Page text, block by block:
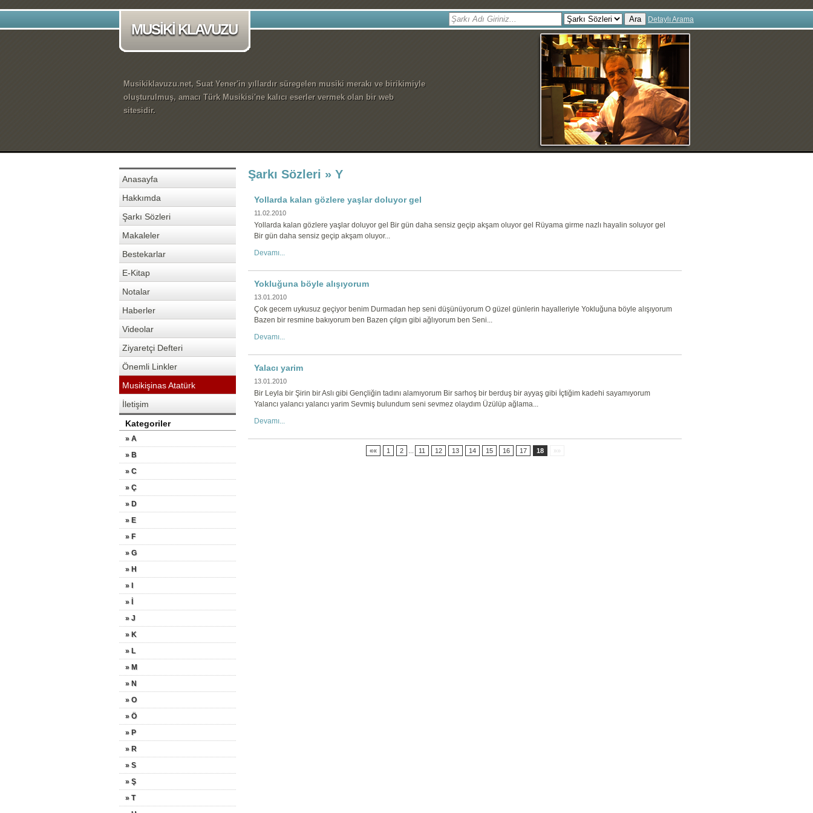
MUSİKİ KLAVUZU
Ara Detaylı Arama
Musikiklavuzu.net, Suat Yener'in yıllardır süregelen musiki merakı ve birikimiyle
oluşturulmuş, amacı Türk Musikisi'ne kalıcı eserler vermek olan bir web
sitesidir.
Anasayfa
Hakkımda
Şarkı Sözleri
Makaleler
Bestekarlar
E-Kitap
Notalar
Haberler
Videolar
Ziyaretçi Defteri
Önemli Linkler
Musikişinas Atatürk
İletişim
Kategoriler
» A
» B
» C
» Ç
» D
» E
» F
» G
» H
» I
» İ
» J
» K
» L
» M
» N
» O
» Ö
» P
» R
» S
» Ş
» T
Şarkı Sözleri » Y
Yollarda kalan gözlere yaşlar doluyor gel
11.02.2010
Yollarda kalan gözlere yaşlar doluyor gel Bir gün daha sensiz geçip akşam oluyor gel Rüyama girme nazlı hayalin soluyor gel
Bir gün daha sensiz geçip akşam oluyor...
Devamı...
Yokluğuna böyle alışıyorum
13.01.2010
Çok gecem uykusuz geçiyor benim Durmadan hep seni düşünüyorum O güzel günlerin hayalleriyle Yokluğuna böyle alışıyorum
Bazen bir resmine bakıyorum ben Bazen çılgın gibi ağlıyorum ben Seni...
Devamı...
Yalacı yarim
13.01.2010
Bir Leyla bir Şirin bir Aslı gibi Gençliğin tadını alamıyorum Bir sarhoş bir berduş bir ayyaş gibi İçtiğim kadehi sayamıyorum
Yalancı yalancı yalancı yarim Sevmiş bulundum seni sevmez olaydım Üzülüp ağlama...
Devamı...
«« 1 2 11 12 13 14 15 16 17 18 »»